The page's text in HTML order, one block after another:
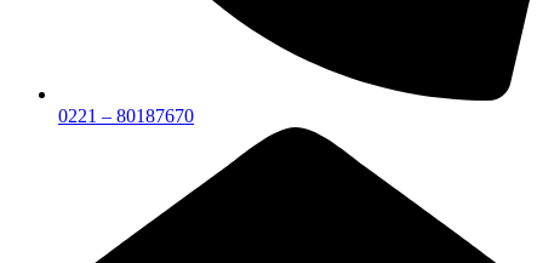
0221 – 80187670